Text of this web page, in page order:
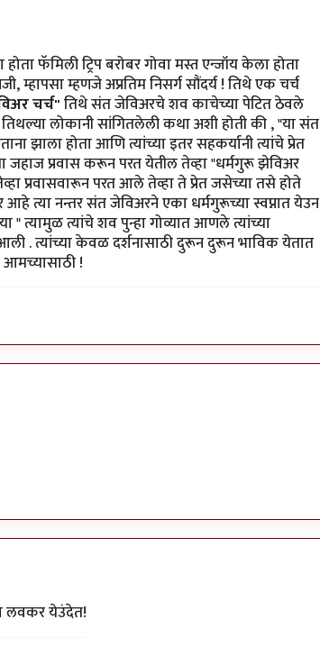
फॅमिली ट्रिप बरोबर गोवा मस्त एन्जॉय केला होता
म्हापसा म्हणजे अप्रतिम निसर्ग सौंदर्य ! तिथे एक चर्च
चर्च"तिथे संत जेविअरचे शव काचेच्या पेटित ठेवले
लोकानी सांगितलेली कथा अशी होती की , "या संत
झाला होता आणि त्यांच्या इतर सहकर्यानी त्यांचे प्रेत
प्रवास करून परत येतील तेव्हा "धर्मगुरू झेविअर
प्रवासवारून परत आले तेव्हा ते प्रेत जसेच्या तसे होते
आहे त्या नन्तर संत जेविअरने एका धर्मगुरूच्या स्वप्नात येउन
त्यामुळ त्यांचे शव पुन्हा गोव्यात आणले त्यांच्या
. त्यांच्या केवळ दर्शनासाठी दुरून दुरून भाविक येतात
!
लवकर येउंदेत!